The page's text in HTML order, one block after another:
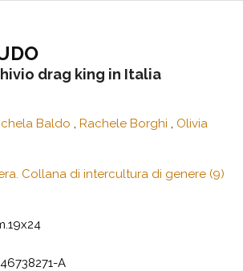
drag king in Italia
Baldo , Rachele Borghi , Olivia
Collana di intercultura di genere (9)
A